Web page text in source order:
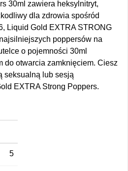
30ml zawiera heksylnitryt,
dla zdrowia spośród
Liquid Gold EXTRA STRONG
poppersów na
o pojemności 30ml
do otwarcia zamknięciem. Ciesz
seksualną lub sesją
EXTRA Strong Poppers.
5